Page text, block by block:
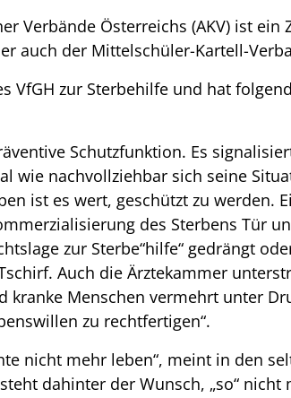
Verbände Österreichs (AKV) ist ein
auch der Mittelschüler-Kartell-
VfGH zur Sterbehilfe und hat
Schutzfunktion. Es
wie nachvollziehbar sich seine
ist es wert, geschützt zu werden.
des Sterbens Tür
zur Sterbe“hilfe“ gedrängt
Auch die Ärztekammer
kranke Menschen vermehrt unter
zu rechtfertigen“.
nicht mehr leben“, meint in den
dahinter der Wunsch, „so“ nicht